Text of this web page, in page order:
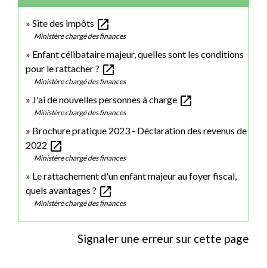
Site des impôts open_in_new
Ministère chargé des finances
Enfant célibataire majeur, quelles sont les conditions
pour le rattacher ? open_in_new
Ministère chargé des finances
J'ai de nouvelles personnes à charge open_in_new
Ministère chargé des finances
Brochure pratique 2023 - Déclaration des revenus de
2022 open_in_new
Ministère chargé des finances
Le rattachement d'un enfant majeur au foyer fiscal,
quels avantages ? open_in_new
Ministère chargé des finances
Signaler une erreur sur cette page